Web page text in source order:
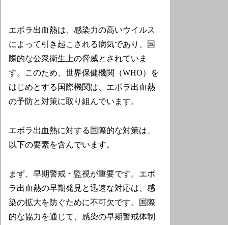
エボラ出血熱は、感染力の高いウイルス
によって引き起こされる病気であり、国
際的な公衆衛生上の脅威とされていま
す。このため、世界保健機関（WHO）を
はじめとする国際機関は、エボラ出血熱
の予防と対策に取り組んでいます。
エボラ出血熱に対する国際的な対策は、
以下の要素を含んでいます。
まず、早期警戒・監視が重要です。エボ
ラ出血熱の早期発見と迅速な対応は、感
染の拡大を防ぐために不可欠です。国際
的な協力を通じて、感染の早期警戒体制